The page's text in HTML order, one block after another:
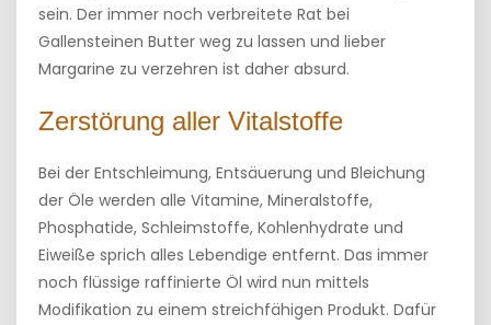
sein. Der immer noch verbreitete Rat bei
Gallensteinen Butter weg zu lassen und lieber
Margarine zu verzehren ist daher absurd.
Zerstörung aller Vitalstoffe
Bei der Entschleimung, Entsäuerung und Bleichung
der Öle werden alle Vitamine, Mineralstoffe,
Phosphatide, Schleimstoffe, Kohlenhydrate und
Eiweiße sprich alles Lebendige entfernt. Das immer
noch flüssige raffinierte Öl wird nun mittels
Modifikation zu einem streichfähigen Produkt. Dafür